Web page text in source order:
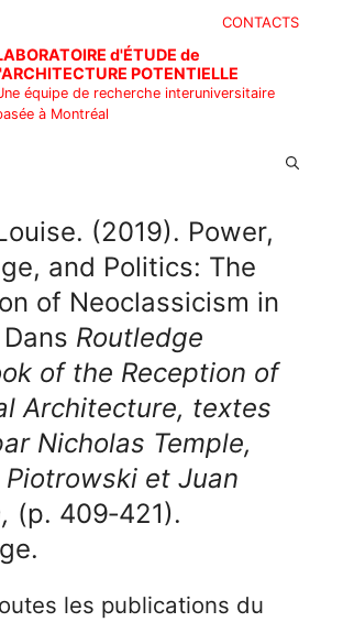
CONTACTS
d'ÉTUDE de
POTENTIELLE
équipe de recherche interuniversitaire
à Montréal
(2019). Power,
and Politics: The
of Neoclassicism in
Routledge
of the Reception of
Architecture, textes
Nicholas Temple,
et Juan
(p. 409‑421).
les publications du